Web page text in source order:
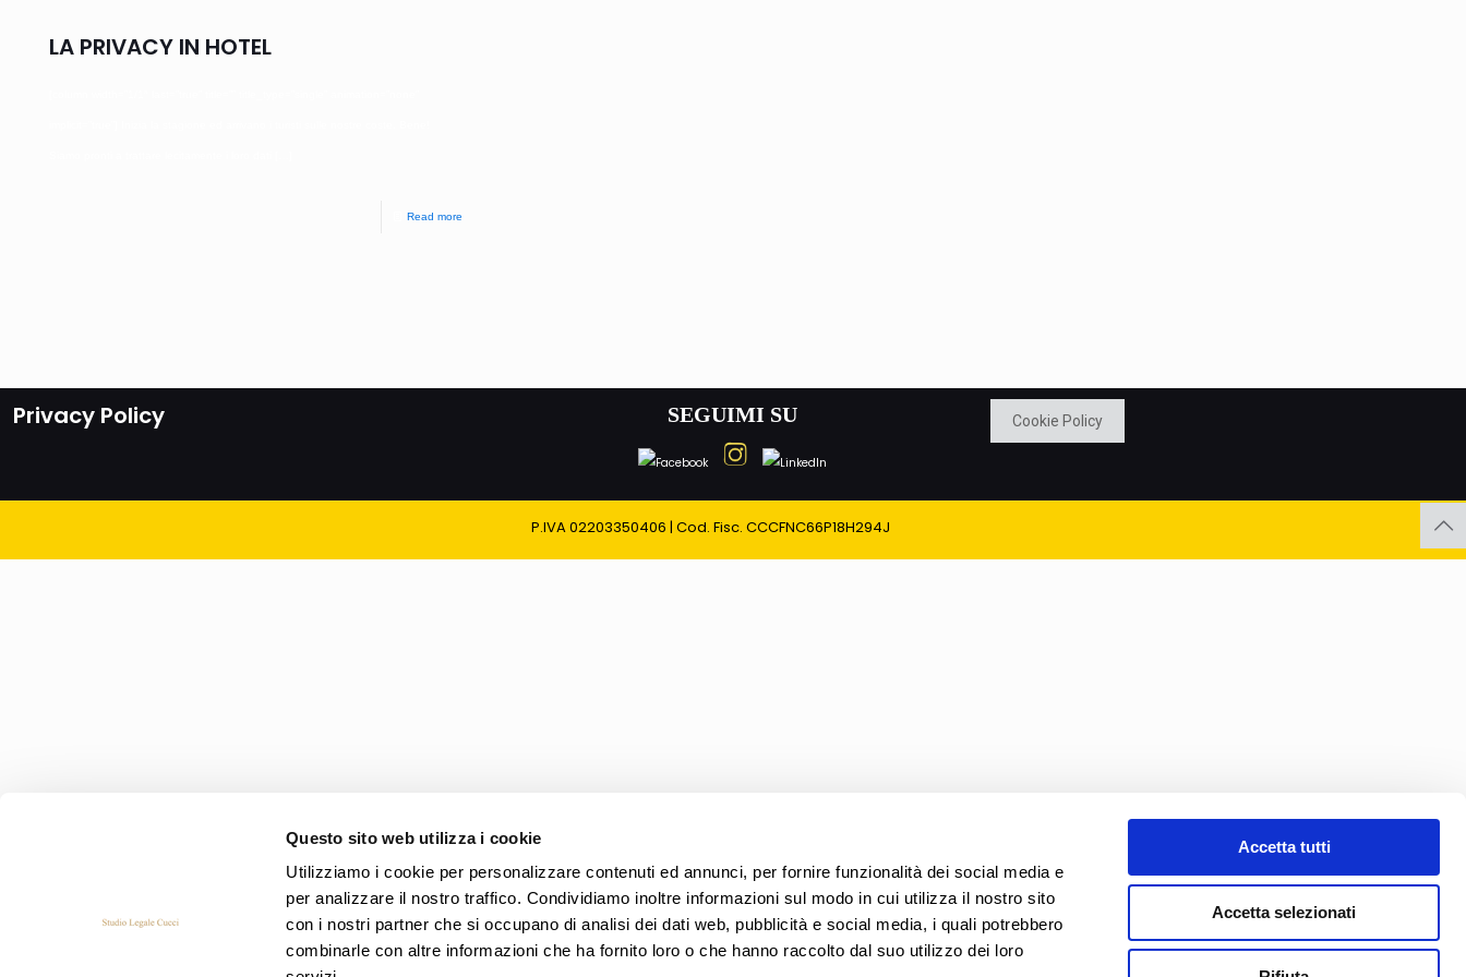
Questo sito web utilizza i cookie
Utilizziamo i cookie per personalizzare contenuti ed annunci, per fornire funzionalità dei social media e
per analizzare il nostro traffico. Condividiamo inoltre informazioni sul modo in cui utilizza il nostro sito
con i nostri partner che si occupano di analisi dei dati web, pubblicità e social media, i quali potrebbero
combinarle con altre informazioni che ha fornito loro o che hanno raccolto dal suo utilizzo dei loro
Accetta tutti
Accetta selezionati
LA PRIVACY IN HOTEL
Read more
Privacy Policy SEGUIMI SU Cookie Policy
P.IVA 02203350406 | Cod. Fisc. CCCFNC66P18H294J